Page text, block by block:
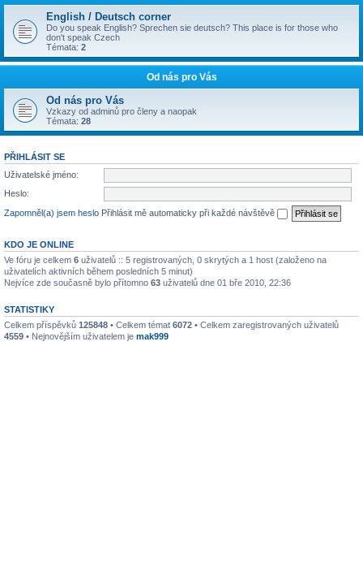
English / Deutsch corner
Do you speak English? Sprechen sie deutsch? This place is for those who
don't speak Czech
Témata: 2
Od nás pro Vás
Od nás pro Vás
Vzkazy od adminů pro členy a naopak
Témata: 28
PŘIHLÁSIT SE
Uživatelské jméno:
Heslo:
Zapomněl(a) jsem heslo Přihlásit mě automaticky při každé návštěvě
KDO JE ONLINE
Ve fóru je celkem 6 uživatelů :: 5 registrovaných, 0 skrytých a 1 host (založeno na
uživatelích aktivních během posledních 5 minut)
Nejvíce zde současně bylo přítomno 63 uživatelů dne 01 bře 2010, 22:36
STATISTIKY
Celkem příspěvků 125848 • Celkem témat 6072 • Celkem zaregistrovaných uživatelů
4559 • Nejnovějším uživatelem je mak999